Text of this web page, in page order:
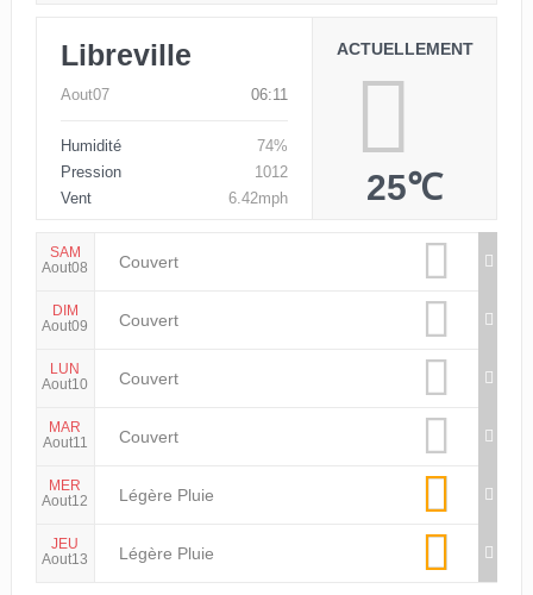
Libreville
Aout07 06:11
Humidité
74%
Pression
1012
Vent
6.42mph
ACTUELLEMENT
25℃
SAM
Aout08
Couvert
DIM
Aout09
Couvert
LUN
Aout10
Couvert
MAR
Aout11
Couvert
MER
Aout12
Légère Pluie
JEU
Aout13
Légère Pluie